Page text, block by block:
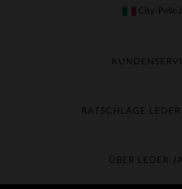
City-
Umtausch &
Kundenservice
RATSCHLÄGE
Material-Guide
ÜBER LEDER-